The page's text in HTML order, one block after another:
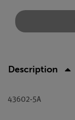
Description
43602-5A